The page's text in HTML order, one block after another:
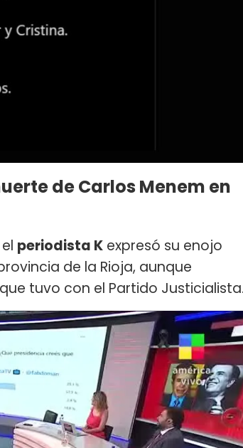
de Carlos Menem en
periodista K expresó su enojo
de la Rioja, aunque
tuvo con el Partido